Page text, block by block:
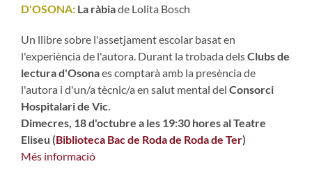
D'OSONA: La ràbiade Lolita Bosch
Un llibre sobre l'assetjament escolar basat en
l'experiència de l'autora. Durant la trobada delsClubs de
lectura d'Osonaes comptarà amb la presència de
l'autora i d'un/a tècnic/a en salut mental del Consorci
Hospitalari de Vic.
Dimecres, 18 d'octubre a les 19:30 hores al Teatre
Eliseu (Biblioteca Bac de Roda de Roda de Ter)
Més informació